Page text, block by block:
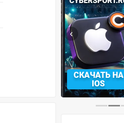
СКАЧАТЬ НА
IOS
‹